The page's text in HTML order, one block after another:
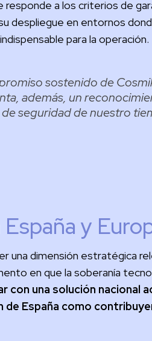
responde a los criterios de
despliegue en entornos
para la operación.
sostenido de
además, un
seguridad de nuestro
y
una dimensión estratégica
en que la soberanía
con una solución nacional
de España como